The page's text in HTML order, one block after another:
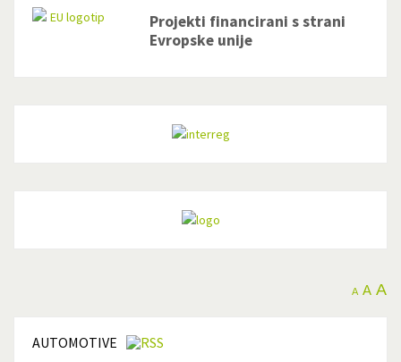
Projekti financirani s strani
Evropske unije
A A A
AUTOMOTIVE